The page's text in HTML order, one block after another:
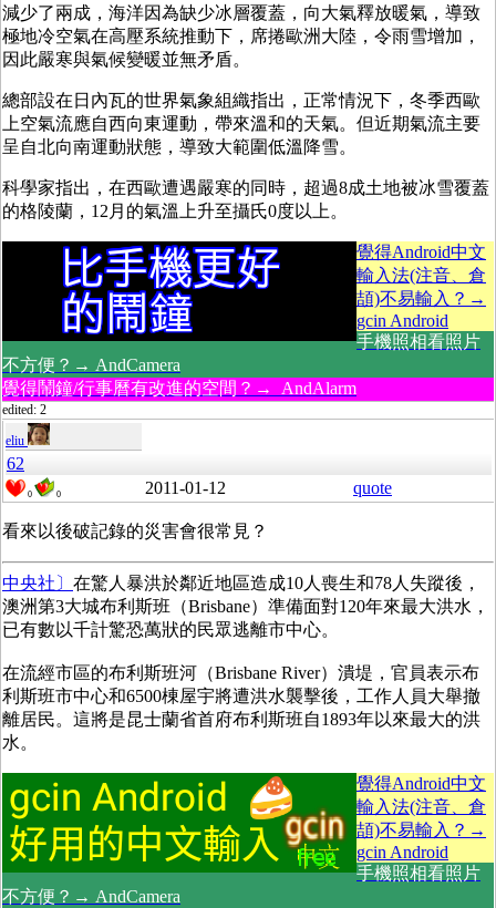
減少了兩成，海洋因為缺少冰層覆蓋，向大氣釋放暖氣，導致
極地冷空氣在高壓系統推動下，席捲歐洲大陸，令雨雪增加，
因此嚴寒與氣候變暖並無矛盾。
總部設在日內瓦的世界氣象組織指出，正常情況下，冬季西歐
上空氣流應自西向東運動，帶來溫和的天氣。但近期氣流主要
呈自北向南運動狀態，導致大範圍低溫降雪。
科學家指出，在西歐遭遇嚴寒的同時，超過8成土地被冰雪覆蓋
的格陵蘭，12月的氣溫上升至攝氏0度以上。
覺得Android中文
輸入法(注音、倉
頡)不易輸入？→
gcin Android
手機照相看照片
不方便？→ AndCamera
覺得鬧鐘/行事曆有改進的空間？→ AndAlarm
edited: 2
eliu
62
0 0 2011-01-12 quote
看來以後破記錄的災害會很常見？
中央社〕 在驚人暴洪於鄰近地區造成10人喪生和78人失蹤後，
澳洲第3大城布利斯班（Brisbane）準備面對120年來最大洪水，
已有數以千計驚恐萬狀的民眾逃離市中心。
在流經市區的布利斯班河（Brisbane River）潰堤，官員表示布
利斯班市中心和6500棟屋宇將遭洪水襲擊後，工作人員大舉撤
離居民。這將是昆士蘭省首府布利斯班自1893年以來最大的洪
水。
覺得Android中文
輸入法(注音、倉
頡)不易輸入？→
gcin Android
手機照相看照片
不方便？→ AndCamera